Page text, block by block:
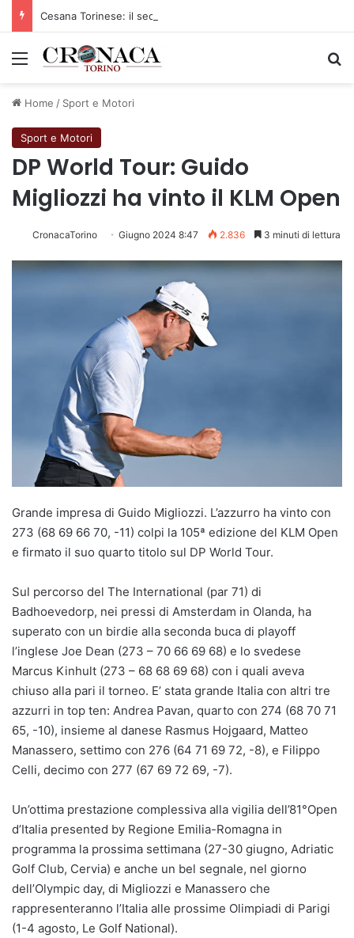
Menu
Home / Sport e Motori
Sport e Motori
DP World Tour: Guido
Migliozzi ha vinto il KLM Open
CronacaTorino Giugno 2024 8:47 2.836 3 minuti di lettura
Grande impresa di Guido Migliozzi. L’azzurro ha vinto con
273 (68 69 66 70, -11) colpi la 105ª edizione del KLM Open
e firmato il suo quarto titolo sul DP World Tour.
Sul percorso del The International (par 71) di
Badhoevedorp, nei pressi di Amsterdam in Olanda, ha
superato con un birdie alla seconda buca di playoff
l’inglese Joe Dean (273 – 70 66 69 68) e lo svedese
Marcus Kinhult (273 – 68 68 69 68) con i quali aveva
chiuso alla pari il torneo. E’ stata grande Italia con altri tre
azzurri in top ten: Andrea Pavan, quarto con 274 (68 70 71
65, -10), insieme al danese Rasmus Hojgaard, Matteo
Manassero, settimo con 276 (64 71 69 72, -8), e Filippo
Celli, decimo con 277 (67 69 72 69, -7).
Un’ottima prestazione complessiva alla vigilia dell’81°Open
d’Italia presented by Regione Emilia-Romagna in
programma la prossima settimana (27-30 giugno, Adriatic
Golf Club, Cervia) e anche un bel segnale, nel giorno
dell’Olympic day, di Migliozzi e Manassero che
rappresenteranno l’Italia alle prossime Olimpiadi di Parigi
(1-4 agosto, Le Golf National).